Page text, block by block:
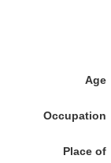
Age
Occupation
Place of